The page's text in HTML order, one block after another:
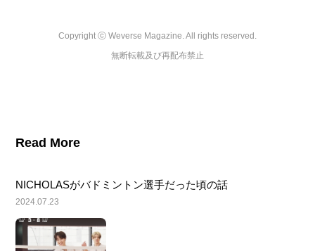
Copyright ⓒ Weverse Magazine. All rights reserved.
無断転載及び再配布禁止
Read More
NICHOLASがバドミントン選手だった頃の話
2024.07.23